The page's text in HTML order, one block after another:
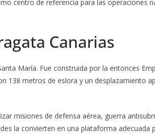
centro de referencia para las operaciones
Canarias
María. Fue construida por la entonces
138 metros de eslora y un desplazamiento
misiones de defensa aérea, guerra
la convierten en una plataforma adecuada